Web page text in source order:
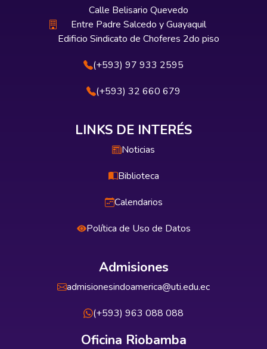
Calle Belisario Quevedo
Entre Padre Salcedo y Guayaquil
Edificio Sindicato de Choferes 2do piso
(+593) 97 933 2595
(+593) 32 660 679
LINKS DE INTERÉS
Noticias
Biblioteca
Calendarios
Política de Uso de Datos
Admisiones
admisionesindoamerica@uti.edu.ec
(+593) 963 088 088
Oficina Riobamba